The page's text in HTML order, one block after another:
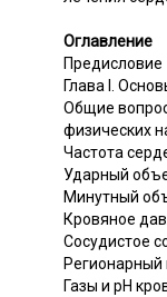
Оглавление
Предисловие
Глава I.
Общие
физических
Частота
Ударный
Минутный
Кровяное
Сосудистое
Регионарный
Газы и pH